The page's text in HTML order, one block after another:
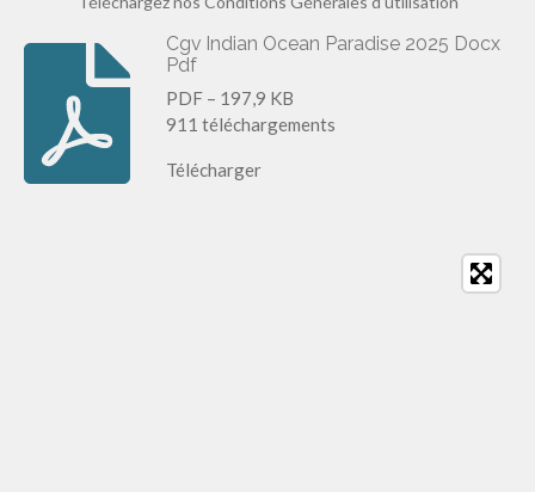
Cgv Indian Ocean Paradise 2025 Docx
Pdf
PDF – 197,9 KB
911 téléchargements
Télécharger